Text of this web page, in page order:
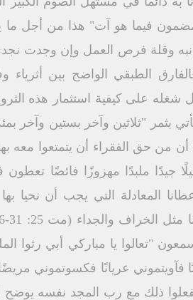
مضمون فيما هو آت" هذا من أجل
وقلة فرص العمل وإن وجدت
الطبقي الواضح بين أثرياء
شغله على كيفية استثمار هذه
أن من حق الفقراء أن يتمتعوا معه
المعادلة التي يجب أن
"تعالوا يا مباركي أبي رثوا
يفعلوا ذلك مع رب المجد نفسه